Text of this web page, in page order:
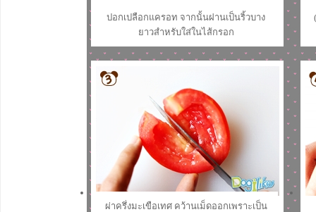
ปอกเปลือกแครอท จากนั้นฝานเป็นริ้วบาง
ยาวสำหรับใส่ในไส้กรอก
ผ่าครึ่งมะเขือเทศ คว้านเม็ดออกเพราะเป็น